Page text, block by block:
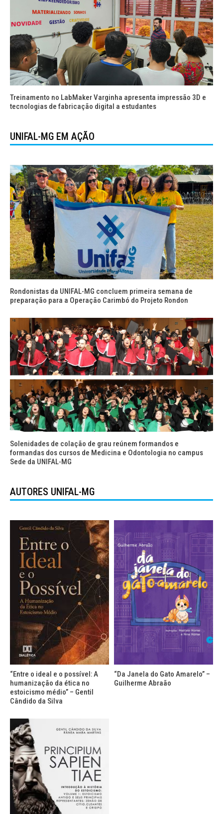
Treinamento no LabMaker Varginha apresenta impressão 3D e
tecnologias de fabricação digital a estudantes
UNIFAL-MG EM AÇÃO
Rondonistas da UNIFAL-MG concluem primeira semana de
preparação para a Operação Carimbó do Projeto Rondon
Solenidades de colação de grau reúnem formandos e
formandas dos cursos de Medicina e Odontologia no campus
Sede da UNIFAL-MG
AUTORES UNIFAL-MG
“Entre o ideal e o possível: A
humanização da ética no
estoicismo médio” – Gentil
Cândido da Silva
“Da Janela do Gato Amarelo” –
Guilherme Abraão